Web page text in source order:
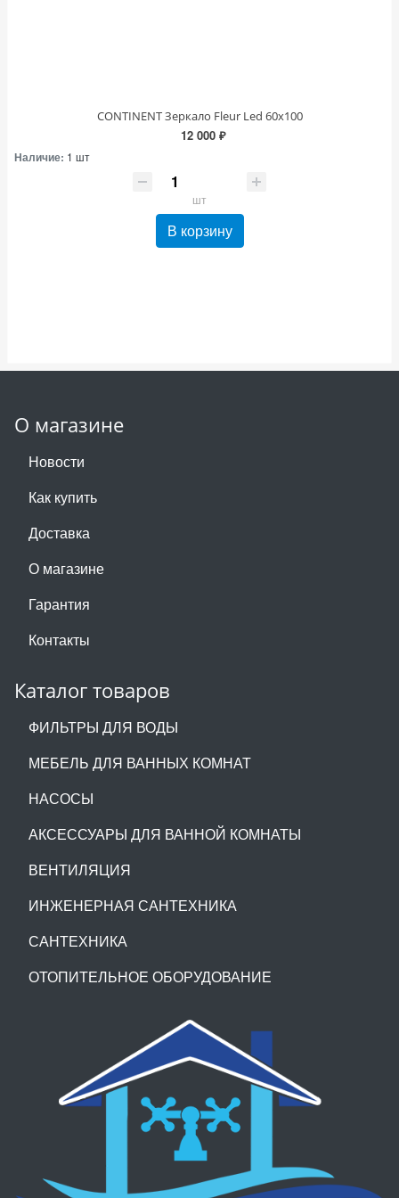
CONTINENT Зеркало Fleur Led 60х100
12 000 ₽
Наличие: 1 шт
шт
В корзину
О магазине
Новости
Как купить
Доставка
О магазине
Гарантия
Контакты
Каталог товаров
ФИЛЬТРЫ ДЛЯ ВОДЫ
МЕБЕЛЬ ДЛЯ ВАННЫХ КОМНАТ
НАСОСЫ
АКСЕССУАРЫ ДЛЯ ВАННОЙ КОМНАТЫ
ВЕНТИЛЯЦИЯ
ИНЖЕНЕРНАЯ САНТЕХНИКА
САНТЕХНИКА
ОТОПИТЕЛЬНОЕ ОБОРУДОВАНИЕ